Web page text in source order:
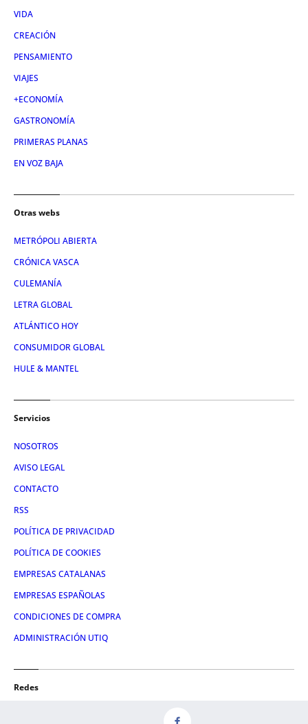
VIDA
CREACIÓN
PENSAMIENTO
VIAJES
+ECONOMÍA
GASTRONOMÍA
PRIMERAS PLANAS
EN VOZ BAJA
Otras webs
METRÓPOLI ABIERTA
CRÓNICA VASCA
CULEMANÍA
LETRA GLOBAL
ATLÁNTICO HOY
CONSUMIDOR GLOBAL
HULE & MANTEL
Servicios
NOSOTROS
AVISO LEGAL
CONTACTO
RSS
POLÍTICA DE PRIVACIDAD
POLÍTICA DE COOKIES
EMPRESAS CATALANAS
EMPRESAS ESPAÑOLAS
CONDICIONES DE COMPRA
ADMINISTRACIÓN UTIQ
Redes